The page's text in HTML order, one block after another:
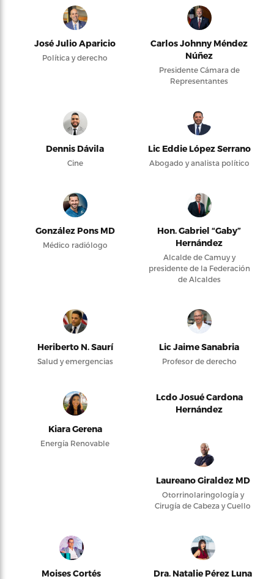
José Julio Aparicio
Política y derecho
Carlos Johnny Méndez
Núñez
Presidente Cámara de
Representantes
Dennis Dávila
Cine
Lic Eddie López Serrano
Abogado y analista político
González Pons MD
Médico radiólogo
Hon. Gabriel “Gaby”
Hernández
Alcalde de Camuy y
presidente de la Federación
de Alcaldes
Heriberto N. Saurí
Salud y emergencias
Lic Jaime Sanabria
Profesor de derecho
Kiara Gerena
Energía Renovable
Lcdo Josué Cardona
Hernández
Laureano Giraldez MD
Otorrinolaringología y
Cirugía de Cabeza y Cuello
Moises Cortés Dra. Natalie Pérez Luna